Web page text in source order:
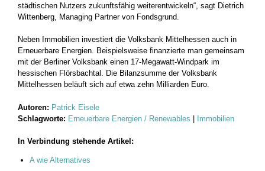
städtischen Nutzers zukunftsfähig weiterentwickeln“, sagt Dietrich
Wittenberg, Managing Partner von Fondsgrund.
Neben Immobilien investiert die Volksbank Mittelhessen auch in
Erneuerbare Energien. Beispielsweise finanzierte man gemeinsam
mit der Berliner Volksbank einen 17-Megawatt-Windpark im
hessischen Flörsbachtal. Die Bilanzsumme der Volksbank
Mittelhessen beläuft sich auf etwa zehn Milliarden Euro.
Autoren: Patrick Eisele
Schlagworte: Erneuerbare Energien / Renewables | Immobilien
In Verbindung stehende Artikel:
A wie Alternatives